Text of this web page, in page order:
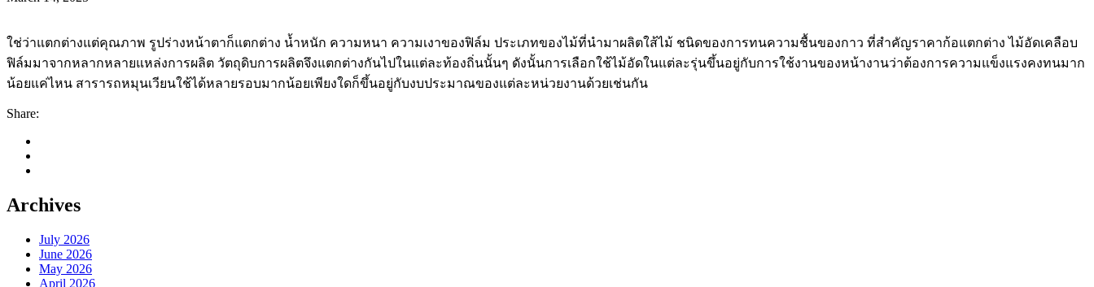
ใช่ว่าแตกต่างแต่คุณภาพ รูปร่างหน้าตาก็แตกต่าง น้ำหนัก ความหนา ความเงาของฟิล์ม ประเภทของไม้ที่นำมาผลิตใส้ไม้ ชนิดของการทนความชื้นของกาว ที่สำคัญราคาก้อแตกต่าง ไม้อัดเคลือบ
ฟิล์มมาจากหลากหลายแหล่งการผลิต วัตถุดิบการผลิตจึงแตกต่างกันไปในแต่ละท้องถิ่นนั้นๆ ดังนั้นการเลือกใช้ไม้อัดในแต่ละรุ่นขึ้นอยู่กับการใช้งานของหน้างานว่าต้องการความแข็งแรงคงทนมาก
น้อยแค่ไหน สารารถหมุนเวียนใช้ได้หลายรอบมากน้อยเพียงใดก็ขึ้นอยู่กับงบประมาณของแต่ละหน่วยงานด้วยเช่นกัน
Share:
Archives
July 2026
June 2026
May 2026
April 2026